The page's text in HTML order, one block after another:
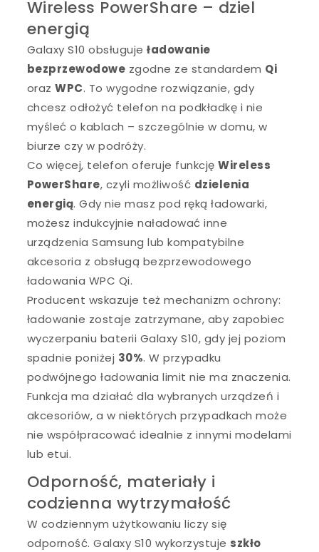
Wireless PowerShare – dziel
energią
Galaxy S10 obsługujeładowanie
bezprzewodowe zgodne ze standardem Qi
orazWPC. To wygodne rozwiązanie, gdy
chcesz odłożyć telefon na podkładkę i nie
myśleć o kablach – szczególnie w domu, w
biurze czy w podróży.
Co więcej, telefon oferuje funkcjęWireless
PowerShare, czyli możliwość dzielenia
energią. Gdy nie masz pod ręką ładowarki,
możesz indukcyjnie naładować inne
urządzenia Samsung lub kompatybilne
akcesoria z obsługą bezprzewodowego
ładowania WPC Qi.
Producent wskazuje też mechanizm ochrony:
ładowanie zostaje zatrzymane, aby zapobiec
wyczerpaniu baterii Galaxy S10, gdy jej poziom
spadnie poniżej 30%. W przypadku
podwójnego ładowania limit nie ma znaczenia.
Funkcja ma działać dla wybranych urządzeń i
akcesoriów, a w niektórych przypadkach może
nie współpracować idealnie z innymi modelami
lub etui.
Odporność, materiały i
codzienna wytrzymałość
W codziennym użytkowaniu liczy się
odporność. Galaxy S10 wykorzystuje szkło